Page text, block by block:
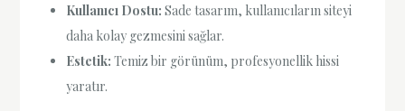
Kullanıcı Dostu: Sade tasarım, kullanıcıların siteyi
daha kolay gezmesini sağlar.
Estetik: Temiz bir görünüm, profesyonellik hissi
yaratır.